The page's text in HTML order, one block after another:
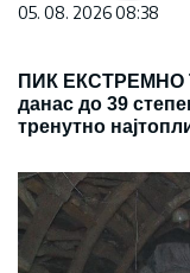
05. 08. 2026 08:38
ПИК ЕКСТРЕМНО
данас до 39
тренутно